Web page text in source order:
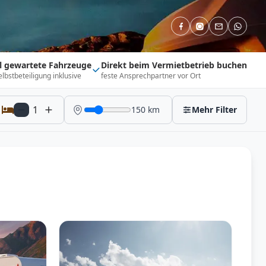
gewartete Fahrzeuge
inklusive
Direkt beim Vermietbetrieb buchen
feste Ansprechpartner vor Ort
1 150 km Mehr Filter